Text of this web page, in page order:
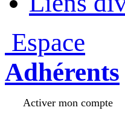
Espace
Adhérents
Activer mon compte